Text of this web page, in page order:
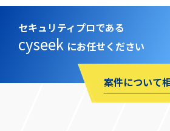
セキュリティプロである
cyseek にお任せください
案件について